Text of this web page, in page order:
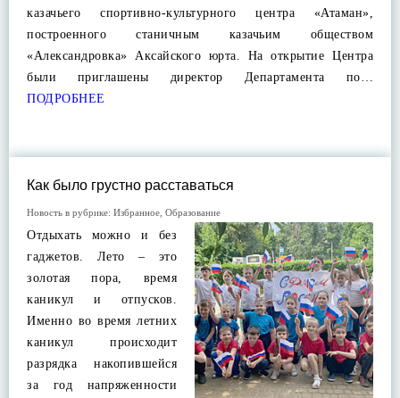
казачьего спортивно-культурного центра «Атаман»,
построенного станичным казачьим обществом
«Александровка» Аксайского юрта. На открытие Центра
были приглашены директор Департамента по…
ПОДРОБНЕЕ
Как было грустно расставаться
Новость в рубрике: Избранное Образование
Отдыхать можно и без
гаджетов. Лето – это
золотая пора, время
каникул и отпусков.
Именно во время летних
каникул происходит
разрядка накопившейся
за год напряженности